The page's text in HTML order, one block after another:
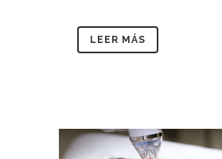
LEER MÁS